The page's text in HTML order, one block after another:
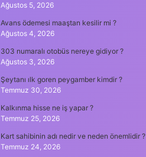
Ağustos 5, 2026
Avans ödemesi maaştan kesilir mi ?
Ağustos 4, 2026
303 numaralı otobüs nereye gidiyor ?
Ağustos 3, 2026
Şeytanı ılk goren peygamber kimdir ?
Temmuz 30, 2026
Kalkınma hisse ne iş yapar ?
Temmuz 25, 2026
Kart sahibinin adı nedir ve neden önemlidir ?
Temmuz 24, 2026